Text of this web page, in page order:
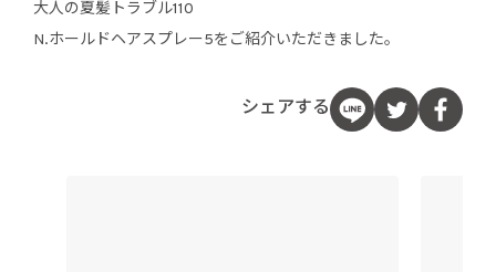
大人の夏髪トラブル110
N.ホールドヘアスプレー5をご紹介いただきました。
シェアする